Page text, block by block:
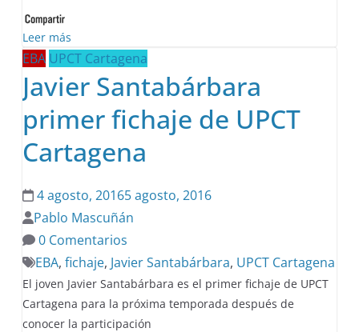
Leer más
EBA UPCT Cartagena
Javier Santabárbara
primer fichaje de UPCT
Cartagena
4 agosto, 20165 agosto, 2016
Pablo Mascuñán
0 Comentarios
EBA,fichaje, Javier Santabárbara, UPCT Cartagena
El joven Javier Santabárbara es el primer fichaje de UPCT
Cartagena para la próxima temporada después de
conocer la participación